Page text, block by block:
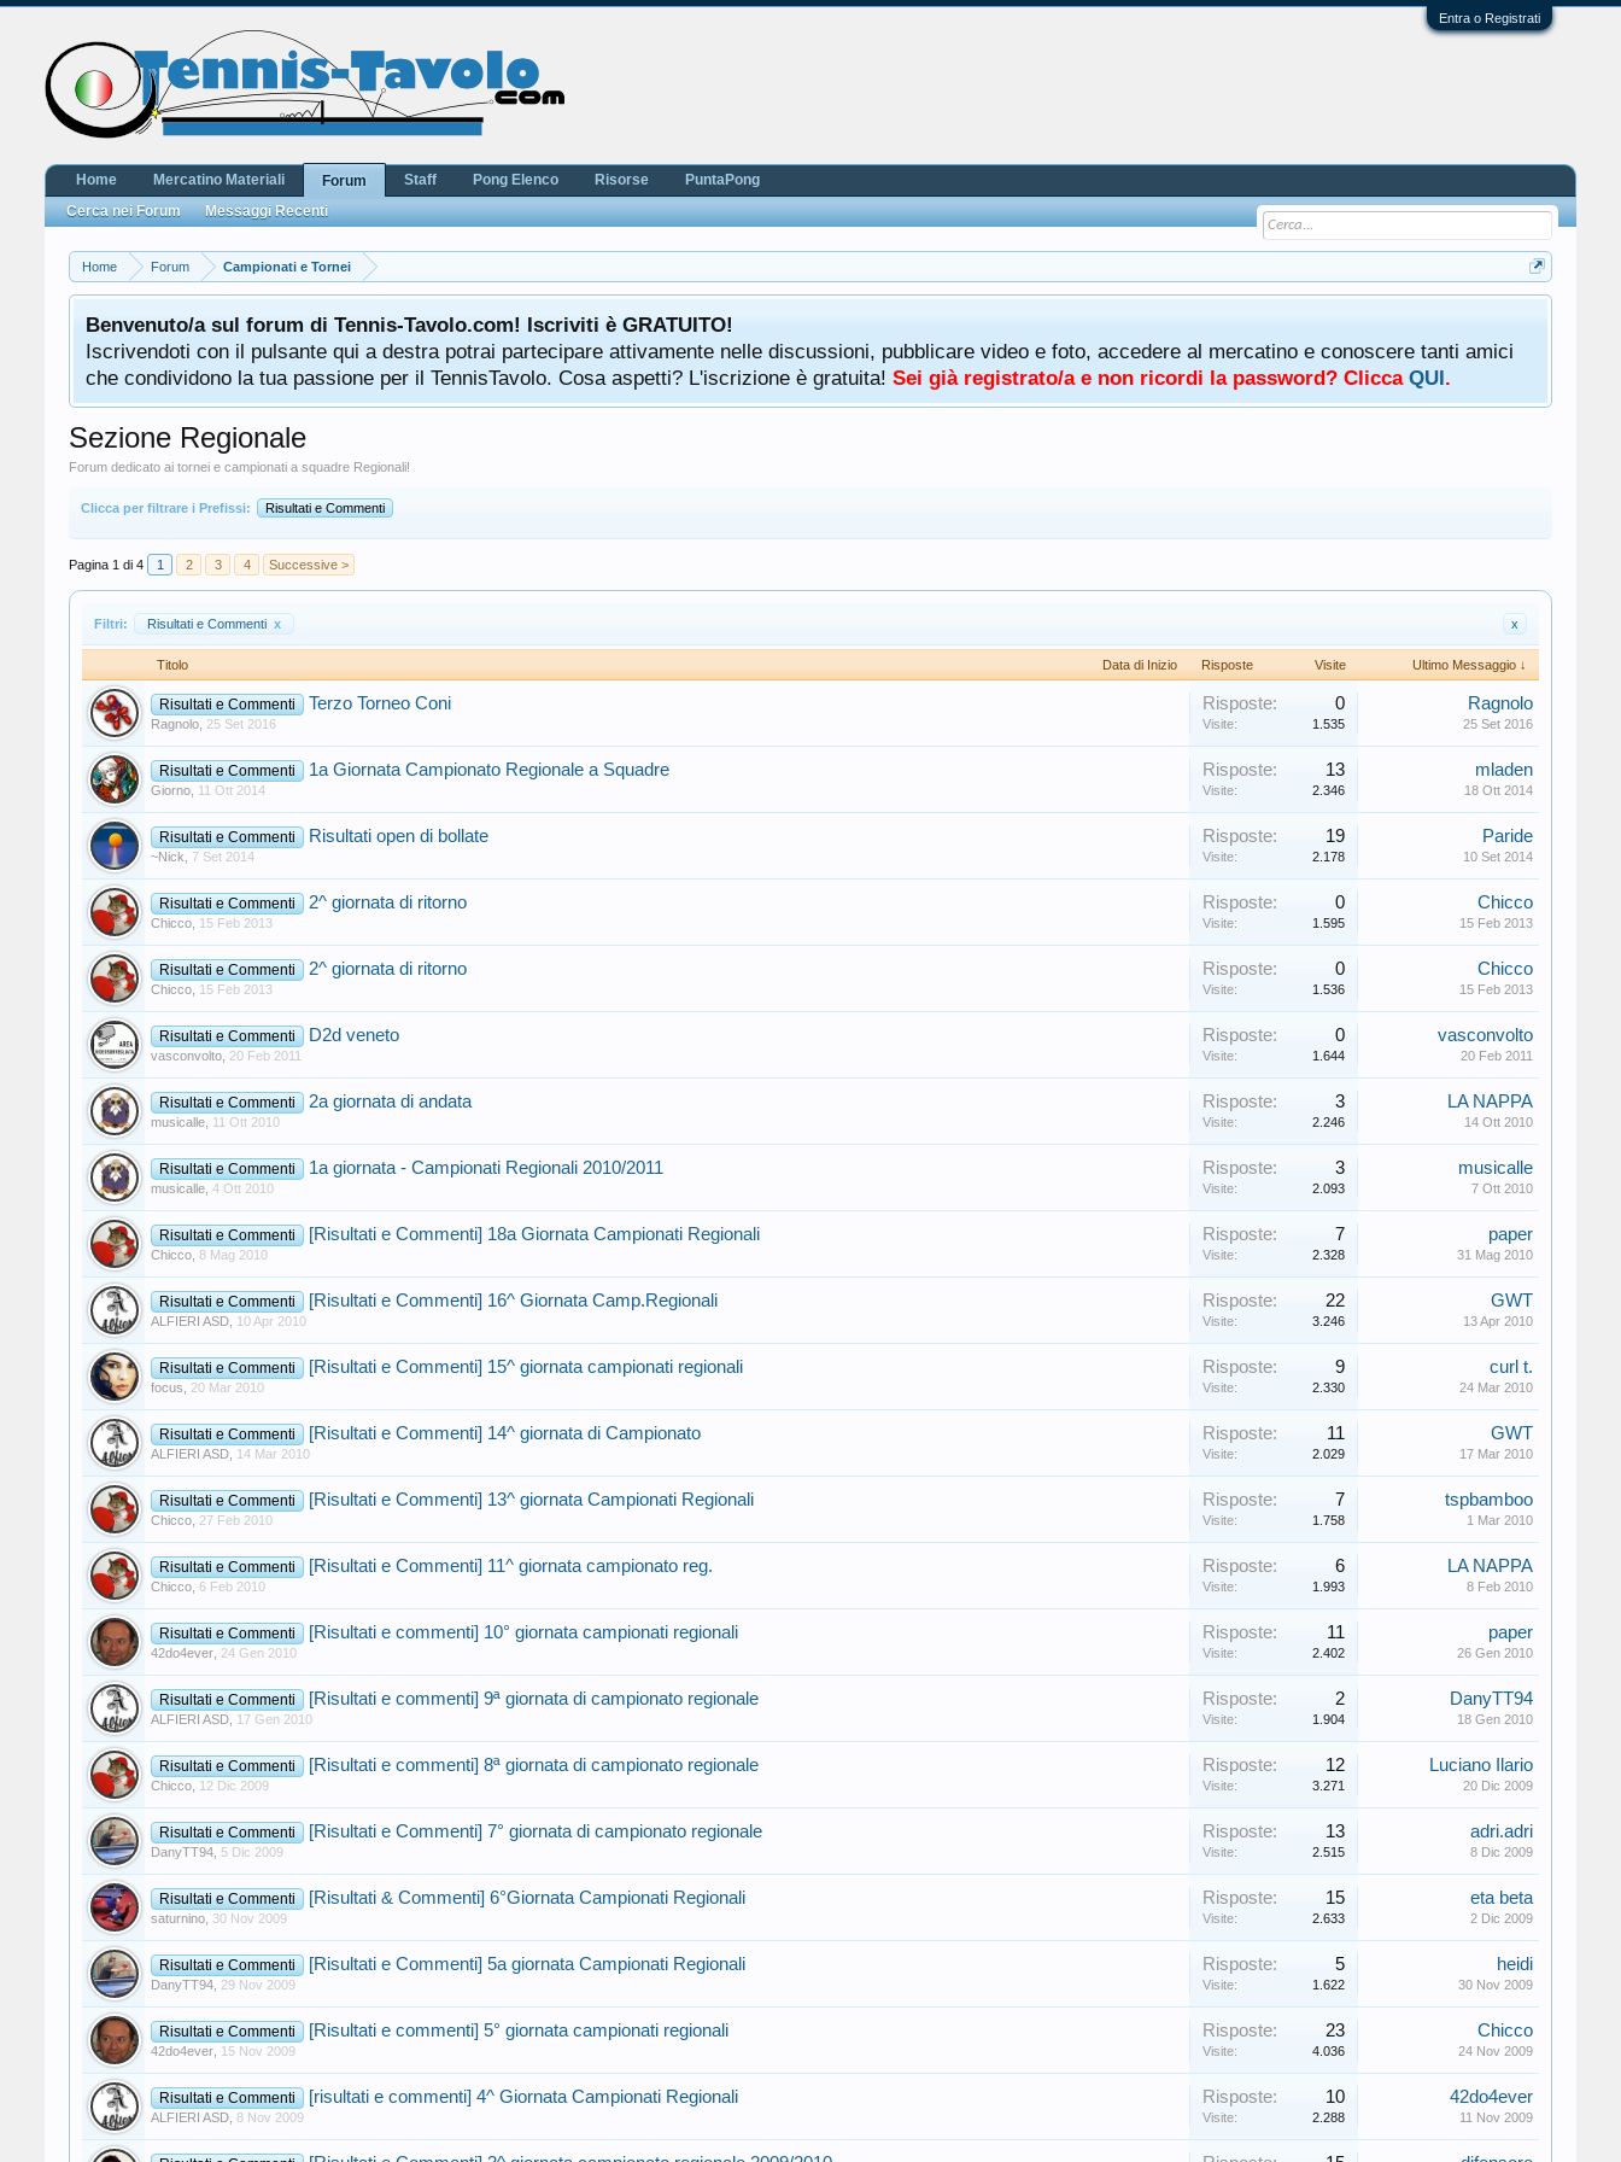
Entra o Registrati
Home Forum Campionati e Tornei
Benvenuto/a sul forum di Tennis-Tavolo.com! Iscriviti è GRATUITO!
Iscrivendoti con il pulsante qui a destra potrai partecipare attivamente nelle discussioni, pubblicare video e foto, accedere al mercatino e conoscere tanti amici
che condividono la tua passione per il TennisTavolo. Cosa aspetti? L'iscrizione è gratuita! Sei già registrato/a e non ricordi la password? Clicca QUI.
Sezione Regionale
Forum dedicato ai tornei e campionati a squadre Regionali!
Clicca per filtrare i Prefissi: Risultati e Commenti
Pagina 1 di 4 1 2 3 4 Successive >
Filtri: Risultati e Commenti x x
Titolo Data di Inizio Risposte Visite Ultimo Messaggio ↓
Risultati e Commenti Terzo Torneo Coni
Ragnolo 25 Set 2016
Risposte: 0
Visite: 1.535
Ragnolo
25 Set 2016
Risultati e Commenti 1a Giornata Campionato Regionale a Squadre
Giorno 11 Ott 2014
Risposte: 13
Visite: 2.346
mladen
18 Ott 2014
Risultati e Commenti Risultati open di bollate
~Nick 7 Set 2014
Risposte: 19
Visite: 2.178
Paride
10 Set 2014
Risultati e Commenti 2^ giornata di ritorno
Chicco 15 Feb 2013
Risposte: 0
Visite: 1.595
Chicco
15 Feb 2013
Risultati e Commenti 2^ giornata di ritorno
Chicco 15 Feb 2013
Risposte: 0
Visite: 1.536
Chicco
15 Feb 2013
Risultati e Commenti D2d veneto
vasconvolto 20 Feb 2011
Risposte: 0
Visite: 1.644
vasconvolto
20 Feb 2011
Risultati e Commenti 2a giornata di andata
musicalle 11 Ott 2010
Risposte: 3
Visite: 2.246
LA NAPPA
14 Ott 2010
Risultati e Commenti 1a giornata - Campionati Regionali 2010/2011
musicalle 4 Ott 2010
Risposte: 3
Visite: 2.093
musicalle
7 Ott 2010
Risultati e Commenti [Risultati e Commenti] 18a Giornata Campionati Regionali
Chicco 8 Mag 2010
Risposte: 7
Visite: 2.328
paper
31 Mag 2010
Risultati e Commenti [Risultati e Commenti] 16^ Giornata Camp.Regionali
ALFIERI ASD 10 Apr 2010
Risposte: 22
Visite: 3.246
GWT
13 Apr 2010
Risultati e Commenti [Risultati e Commenti] 15^ giornata campionati regionali
focus 20 Mar 2010
Risposte: 9
Visite: 2.330
curl t.
24 Mar 2010
Risultati e Commenti [Risultati e Commenti] 14^ giornata di Campionato
ALFIERI ASD 14 Mar 2010
Risposte: 11
Visite: 2.029
GWT
17 Mar 2010
Risultati e Commenti [Risultati e Commenti] 13^ giornata Campionati Regionali
Chicco 27 Feb 2010
Risposte: 7
Visite: 1.758
tspbamboo
1 Mar 2010
Risultati e Commenti [Risultati e Commenti] 11^ giornata campionato reg.
Chicco 6 Feb 2010
Risposte: 6
Visite: 1.993
LA NAPPA
8 Feb 2010
Risultati e Commenti [Risultati e commenti] 10° giornata campionati regionali
42do4ever 24 Gen 2010
Risposte: 11
Visite: 2.402
paper
26 Gen 2010
Risultati e Commenti [Risultati e commenti] 9ª giornata di campionato regionale
ALFIERI ASD 17 Gen 2010
Risposte: 2
Visite: 1.904
DanyTT94
18 Gen 2010
Risultati e Commenti [Risultati e commenti] 8ª giornata di campionato regionale
Chicco 12 Dic 2009
Risposte: 12
Visite: 3.271
Luciano Ilario
20 Dic 2009
Risultati e Commenti [Risultati e Commenti] 7° giornata di campionato regionale
DanyTT94 5 Dic 2009
Risposte: 13
Visite: 2.515
adri.adri
8 Dic 2009
Risultati e Commenti [Risultati & Commenti] 6°Giornata Campionati Regionali
saturnino 30 Nov 2009
Risposte: 15
Visite: 2.633
eta beta
2 Dic 2009
Risultati e Commenti [Risultati e Commenti] 5a giornata Campionati Regionali
DanyTT94 29 Nov 2009
Risposte: 5
Visite: 1.622
heidi
30 Nov 2009
Risultati e Commenti [Risultati e commenti] 5° giornata campionati regionali
42do4ever 15 Nov 2009
Risposte: 23
Visite: 4.036
Chicco
24 Nov 2009
Risultati e Commenti [risultati e commenti] 4^ Giornata Campionati Regionali
ALFIERI ASD 8 Nov 2009
Risposte: 10
Visite: 2.288
42do4ever
11 Nov 2009
Home Mercatino Materiali
Forum
Cerca nei Forum
Messaggi Recenti
Staff Pong Elenco Risorse PuntaPong